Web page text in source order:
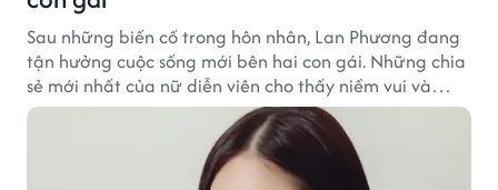
Sau những biến cố trong hôn nhân, Lan Phương đang
tận hưởng cuộc sống mới bên hai con gái. Những chia
sẻ mới nhất của nữ diễn viên cho thấy niềm vui và
hạnh phúc hiện tại đến từ những điều bình dị mỗi